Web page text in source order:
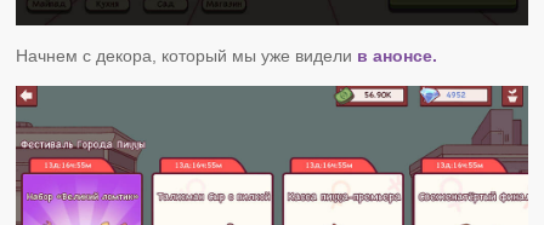
Начнем с декора, который мы уже видели в анонсе.